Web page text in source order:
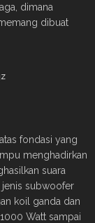
dimana
dibuat
fondasi yang
menghadirkan
suara
jenis subwoofer
koil ganda dan
Watt sampai